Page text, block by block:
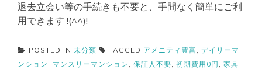
退去立会い等の手続きも不要と、手間なく簡単にご利
用できます !(^^)!
POSTED IN 未分類 TAGGED アメニティ豊富 , デイリーマ
ンション , マンスリーマンション , 保証人不要, 初期費用0円 , 家具